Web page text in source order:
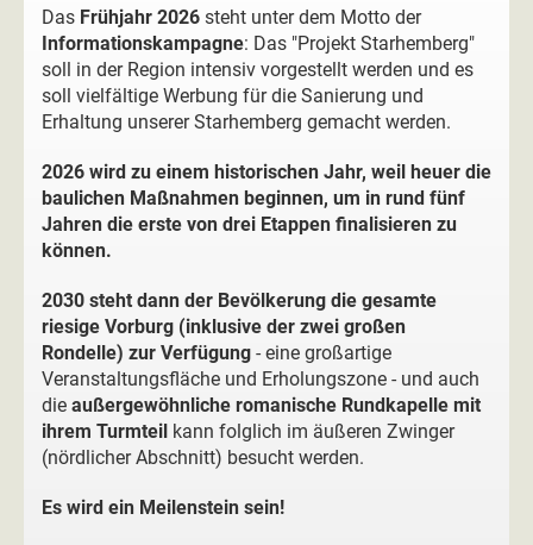
Das Frühjahr 2026 steht unter dem Motto der
Informationskampagne: Das "Projekt Starhemberg"
soll in der Region intensiv vorgestellt werden und es
soll vielfältige Werbung für die Sanierung und
Erhaltung unserer Starhemberg gemacht werden.
2026 wird zu einem historischen Jahr, weil heuer die
baulichen Maßnahmen beginnen, um in rund fünf
Jahren die erste von drei Etappen finalisieren zu
können.
2030 steht dann der Bevölkerung die gesamte
riesige Vorburg (inklusive der zwei großen
Rondelle) zur Verfügung - eine großartige
Veranstaltungsfläche und Erholungszone - und auch
die außergewöhnliche romanische Rundkapelle mit
ihrem Turmteil kann folglich im äußeren Zwinger
(nördlicher Abschnitt) besucht werden.
Es wird ein Meilenstein sein!